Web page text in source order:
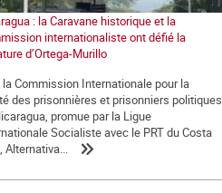
: la Caravane historique et la
internationaliste ont défié la
d’Ortega-Murillo
la Commission Internationale pour la
des prisonnières et prisonniers politiques
promue par la Ligue
Socialiste avec le PRT du Costa
Alternativa...